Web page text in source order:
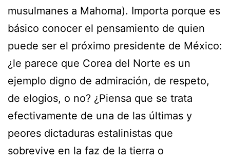
musulmanes a Mahoma). Importa porque es
básico conocer el pensamiento de quien
puede ser el próximo presidente de México:
¿le parece que Corea del Norte es un
ejemplo digno de admiración, de respeto,
de elogios, o no? ¿Piensa que se trata
efectivamente de una de las últimas y
peores dictaduras estalinistas que
sobrevive en la faz de la tierra o